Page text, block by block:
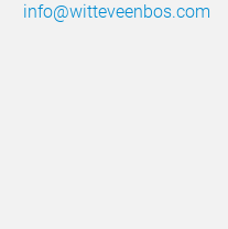
info@witteveenbos.com